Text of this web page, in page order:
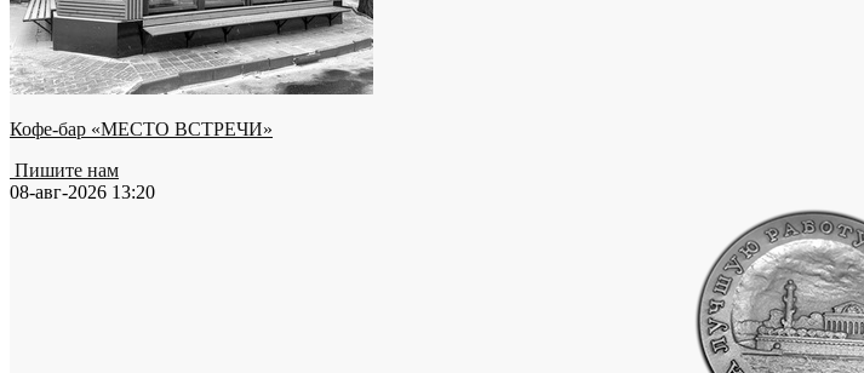
Кофе-бар «МЕСТО ВСТРЕЧИ»
Пишите нам
08-авг-2026 13:20